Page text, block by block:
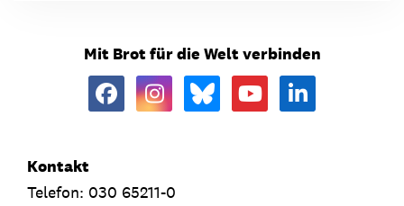
Mit Brot für die Welt verbinden
Kontakt
Telefon: 030 65211-0